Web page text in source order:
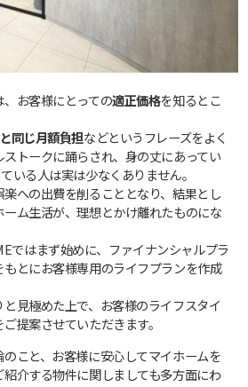
お客様にとっての適正価格を知るとこ
同じ月額負担などというフレーズをよく
トークに踊らされ、身の丈にあってい
いる人は実は少なくありません。
への出費を削ることとなり、結果とし
ム生活が、理想とかけ離れたものにな
ではまず始めに、ファイナンシャルプラ
とにお客様専用のライフプランを作成
見極めた上で、お客様のライフスタイ
提案させていただきます。
こと、お客様に安心してマイホームを
介する物件に関しましても多方面にわ